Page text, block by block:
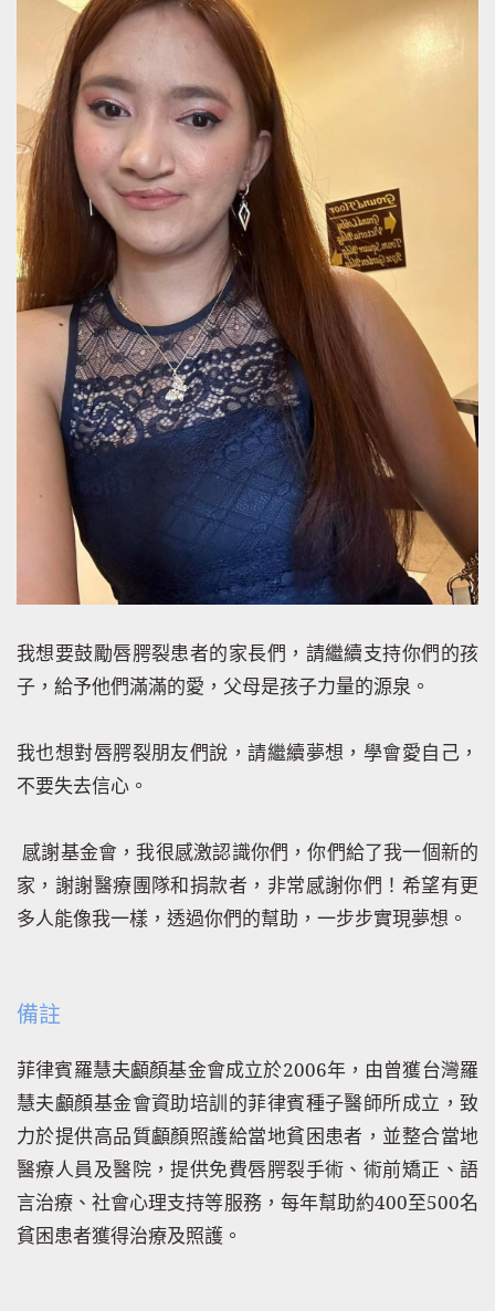
我想要鼓勵唇腭裂患者的家長們，請繼續支持你們的孩
子，給予他們滿滿的愛，父母是孩子力量的源泉。
我也想對唇腭裂朋友們說，請繼續夢想，學會愛自己，
不要失去信心。
感謝基金會，我很感激認識你們，你們給了我一個新的
家，謝謝醫療團隊和捐款者，非常感謝你們！希望有更
多人能像我一樣，透過你們的幫助，一步步實現夢想。
備註
菲律賓羅慧夫顱顏基金會成立於2006年，由曾獲台灣羅
慧夫顱顏基金會資助培訓的菲律賓種子醫師所成立，致
力於提供高品質顱顏照護給當地貧困患者，並整合當地
醫療人員及醫院，提供免費唇腭裂手術、術前矯正、語
言治療、社會心理支持等服務，每年幫助約400至500名
貧困患者獲得治療及照護。